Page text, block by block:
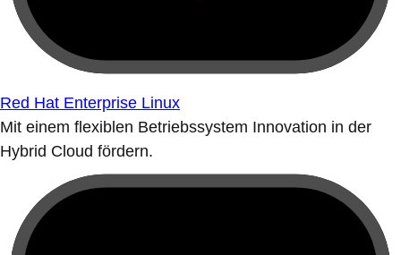
Red Hat Enterprise Linux
Mit einem flexiblen Betriebssystem Innovation in der
Hybrid Cloud fördern.